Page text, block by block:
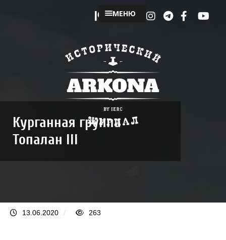
МЕНЮ
Курганная группа
Топалан III
13.06.2020 / 263